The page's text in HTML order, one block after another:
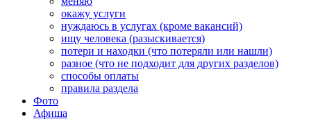
окажу услуги
нуждаюсь в услугах (кроме вакансий)
ищу человека (разыскивается)
потери и находки (что потеряли или нашли)
разное (что не подходит для других разделов)
способы оплаты
правила раздела
Фото
Афиша